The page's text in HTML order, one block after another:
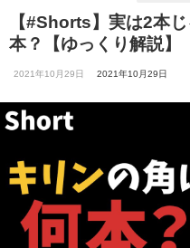
【#Shorts】実は2本
本？【ゆっくり解説】
2021年10月29日 2021年10月29日